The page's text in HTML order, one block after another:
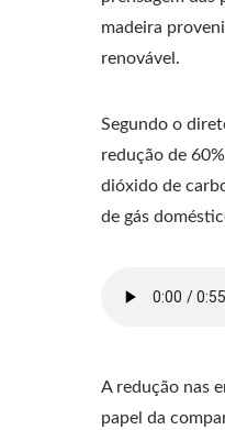
madeira
renovável.
Segundo o
redução de
dióxido de
de gás
A redução nas
papel da